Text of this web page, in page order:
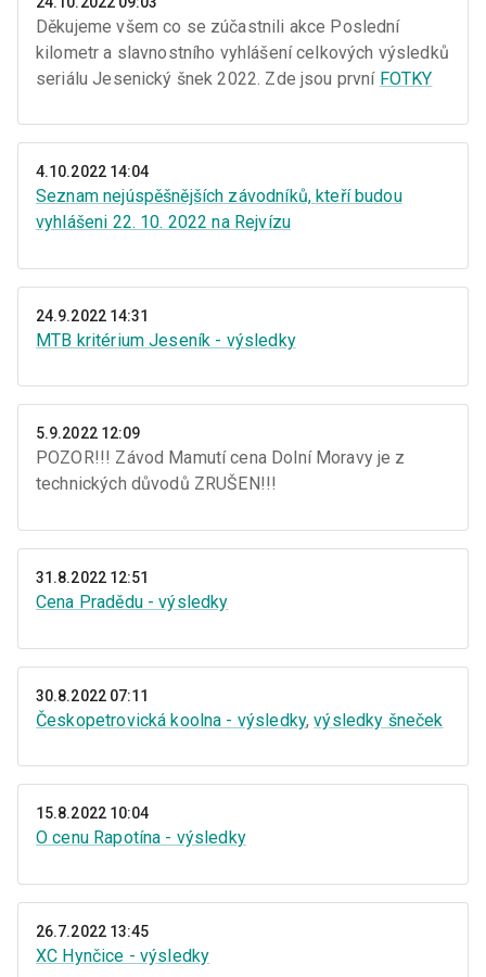
Děkujeme všem co se zúčastnili akce Poslední
kilometr a slavnostního vyhlášení celkových výsledků
seriálu Jesenický šnek 2022. Zde jsou první FOTKY
4.10.2022 14:04
Seznam nejúspěšnějších závodníků, kteří budou
vyhlášeni 22. 10. 2022 na Rejvízu
24.9.2022 14:31
MTB kritérium Jeseník - výsledky
5.9.2022 12:09
POZOR!!! Závod Mamutí cena Dolní Moravy je z
technických důvodů ZRUŠEN!!!
31.8.2022 12:51
Cena Pradědu - výsledky
30.8.2022 07:11
Českopetrovická koolna - výsledky,výsledky šneček
15.8.2022 10:04
O cenu Rapotína - výsledky
26.7.2022 13:45
XC Hynčice - výsledky